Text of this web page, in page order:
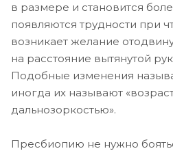
-0.50
-0.25
0.00
в размере и становится
появляются трудности при
возникает желание
на расстояние вытянутой
Подобные изменения
иногда их называют
дальнозоркостью».
Пресбиопию не нужно